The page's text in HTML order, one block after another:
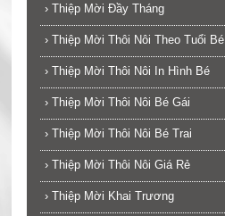
› Thiệp Mời Đầy Tháng
› Thiệp Mời Thôi Nôi Theo Tuổi Bé
› Thiệp Mời Thôi Nôi In Hình Bé
› Thiệp Mời Thôi Nôi Bé Gái
› Thiệp Mời Thôi Nôi Bé Trai
› Thiệp Mời Thôi Nôi Giá Rẻ
› Thiệp Mời Khai Trương